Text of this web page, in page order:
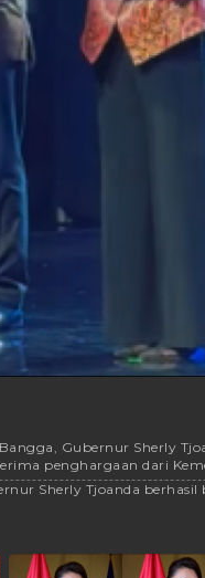
Gubernur Sherly
penghargaan dari
Sherly Tjoanda